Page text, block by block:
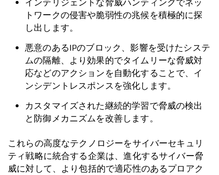
トワークの侵害や脆弱性の兆候を積極的に探
し出します。
悪意のあるIPのブロック、影響を受けたシステ
ムの隔離、より効果的でタイムリーな脅威対
応などのアクションを自動化することで、イ
ンシデントレスポンスを強化します。
カスタマイズされた継続的学習で脅威の検出
と防御メカニズムを改善します。
これらの高度なテクノロジーをサイバーセキュリ
ティ戦略に統合する企業は、進化するサイバー脅
威に対して、より包括的で適応性のあるプロアク